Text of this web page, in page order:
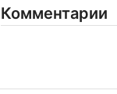
Комментарии